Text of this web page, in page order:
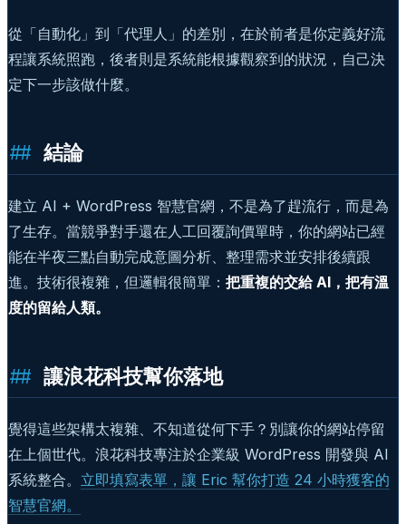
從「自動化」到「代理人」的差別，在於前者是你定義好流
程讓系統照跑，後者則是系統能根據觀察到的狀況，自己決
定下一步該做什麼。
結論
建立 AI + WordPress 智慧官網，不是為了趕流行，而是為
了生存。當競爭對手還在人工回覆詢價單時，你的網站已經
能在半夜三點自動完成意圖分析、整理需求並安排後續跟
進。技術很複雜，但邏輯很簡單： 把重複的交給 AI，把有溫
度的留給人類。
讓浪花科技幫你落地
覺得這些架構太複雜、不知道從何下手？別讓你的網站停留
在上個世代。浪花科技專注於企業級 WordPress 開發與 AI
系統整合。 立即填寫表單，讓 Eric 幫你打造 24 小時獲客的
智慧官網。